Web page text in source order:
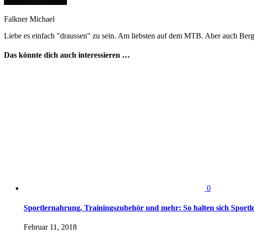
Falkner Michael
Liebe es einfach "draussen" zu sein. Am liebsten auf dem MTB. Aber auch
Das könnte dich auch interessieren …
0
Sportlernahrung, Trainingszubehör und mehr: So halten sich
Februar 11, 2018